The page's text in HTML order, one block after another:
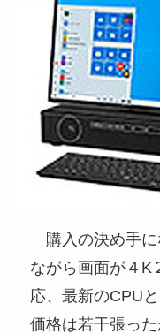
購入の決め手に
ながら画面が４K
応、最新のCPUと
価格は若干張っ